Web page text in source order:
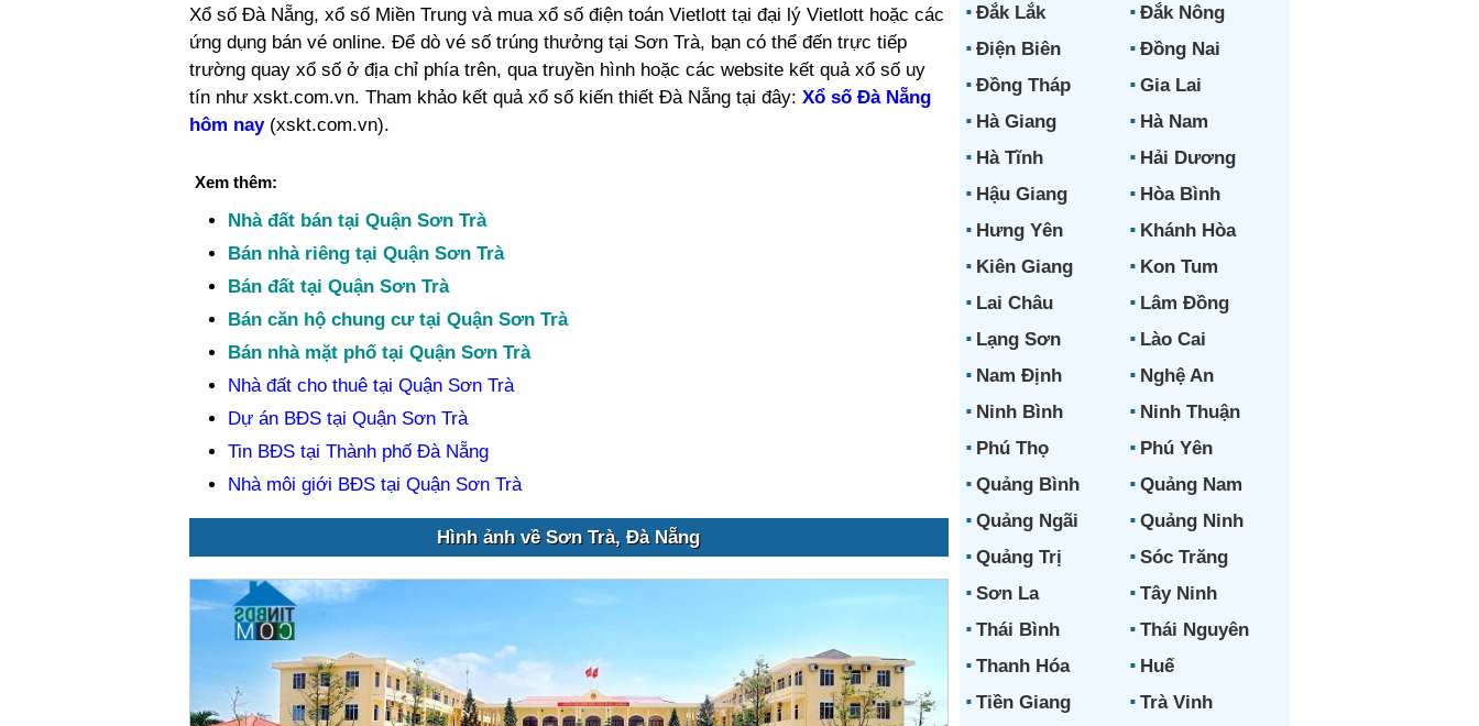
Xổ số Đà Nẵng, xổ số Miền Trung và mua xổ số điện toán Vietlott tại đại lý Vietlott hoặc các
ứng dụng bán vé online. Để dò vé số trúng thưởng tại Sơn Trà, bạn có thể đến trực tiếp
trường quay xổ số ở địa chỉ phía trên, qua truyền hình hoặc các website kết quả xổ số uy
tín như xskt.com.vn. Tham khảo kết quả xổ số kiến thiết Đà Nẵng tại đây: Xổ số Đà Nẵng
hôm nay(xskt.com.vn).
Xem thêm:
Nhà đất bán tại Quận Sơn Trà
Bán nhà riêng tại Quận Sơn Trà
Bán đất tại Quận Sơn Trà
Bán căn hộ chung cư tại Quận Sơn Trà
Bán nhà mặt phố tại Quận Sơn Trà
Nhà đất cho thuê tại Quận Sơn Trà
Dự án BĐS tại Quận Sơn Trà
Tin BĐS tại Thành phố Đà Nẵng
Nhà môi giới BĐS tại Quận Sơn Trà
Hình ảnh về Sơn Trà, Đà Nẵng
Đắk Lắk
Đắk Nông
Điện Biên
Đồng Nai
Đồng Tháp
Gia Lai
Hà Giang
Hà Nam
Hà Tĩnh
Hải Dương
Hậu Giang
Hòa Bình
Hưng Yên
Khánh Hòa
Kiên Giang
Kon Tum
Lai Châu
Lâm Đồng
Lạng Sơn
Lào Cai
Nam Định
Nghệ An
Ninh Bình
Ninh Thuận
Phú Thọ
Phú Yên
Quảng Bình
Quảng Nam
Quảng Ngãi
Quảng Ninh
Quảng Trị
Sóc Trăng
Sơn La
Tây Ninh
Thái Bình
Thái Nguyên
Thanh Hóa
Huế
Tiền Giang
Trà Vinh